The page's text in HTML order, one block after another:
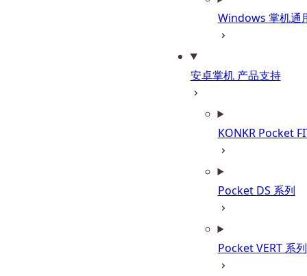
Windows 掌机通
安卓掌机 产品支持
KONKR Pocket
Pocket DS 系列
Pocket VERT 系列